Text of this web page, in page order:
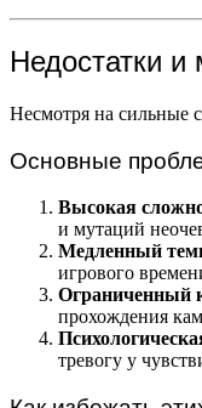
Недостатки и
Несмотря на сильные
Основные
Высокая
и мутаций
Медленный
игрового
Ограниченный
прохождения
тревогу у